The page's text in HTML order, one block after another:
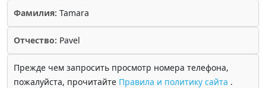
Фамилия: Tamara
Отчество: Pavel
Прежде чем запросить просмотр номера телефона,
пожалуйста, прочитайте Правила и политику сайта .